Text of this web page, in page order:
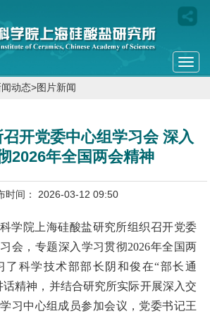
闻动态>图片新闻
开党委中心组学习会 深入
2026年全国两会精神
时间： 2026-03-12 09:50
学院上海硅酸盐研究所组织召开党委
会，专题深入学习贯彻2026年全国两
了科学技术部部长阴和俊在“部长通
话精神，并结合研究所实际开展深入交
习中心组成员参加会议，党委书记王